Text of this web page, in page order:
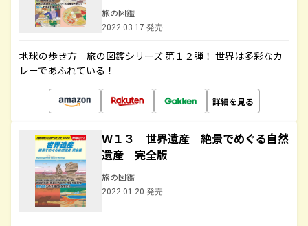
旅の図鑑
2022.03.17 発売
地球の歩き方 旅の図鑑シリーズ 第１２弾！ 世界は多彩なカ
レーであふれている！
詳細を見る
Ｗ１３ 世界遺産 絶景でめぐる自然
遺産 完全版
旅の図鑑
2022.01.20 発売